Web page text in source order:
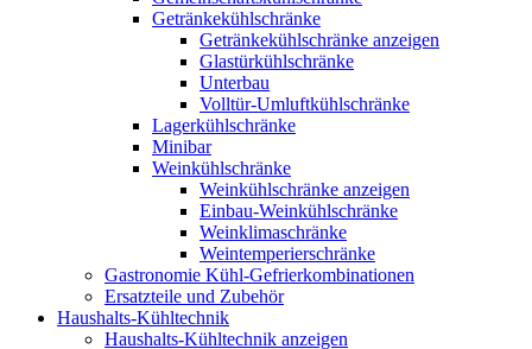
Getränkekühlschränke
Getränkekühlschränke anzeigen
Glastürkühlschränke
Unterbau
Volltür-Umluftkühlschränke
Lagerkühlschränke
Minibar
Weinkühlschränke
Weinkühlschränke anzeigen
Einbau-Weinkühlschränke
Weinklimaschränke
Weintemperierschränke
Gastronomie Kühl-Gefrierkombinationen
Ersatzteile und Zubehör
Haushalts-Kühltechnik
Haushalts-Kühltechnik anzeigen